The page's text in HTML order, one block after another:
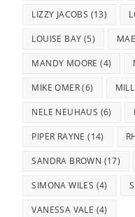
LIZZY JACOBS (13)
LOUISE BAY (5)
MANDY MOORE (4)
MIKE OMER(6)
NELE NEUHAUS (6)
PIPER RAYNE (14)
SANDRA BROWN (17)
SIMONA WILES (4)
VANESSA VALE (4)